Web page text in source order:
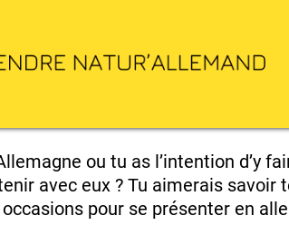
ou tu as l’intention d’y
avec eux ? Tu aimerais
pour se présenter en